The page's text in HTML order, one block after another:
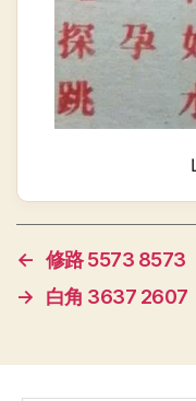
← 修路 5573 8573
→
白角 3637 2607